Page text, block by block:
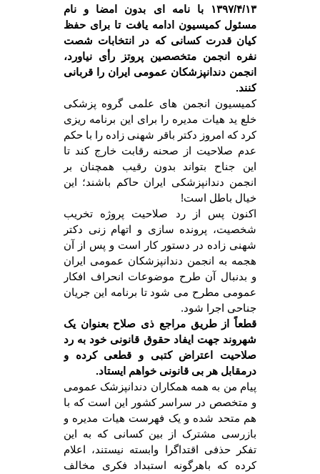
۱۳۹۷/۴/۱۳
با نامه ای بدون امضا و نام
مسئول کمیسیون ادامه یافت تا برای حفظ
کیان قدرت کسانی که در انتخابات شصت
نفره انجمن متخصصین پروتز رأی نیاورد،
انجمن دندانپزشکان عمومی ایران را قربانی
کنند.
کمیسیون انجمن های علمی گروه پزشکی
خلع ید هیات مدیره را برای این برنامه ریزی
کرد که امروز دکتر باقر شهنی زاده را با حکم
عدم صلاحیت از صحنه رقابت خارج کند تا
این جناح بتواند بدون رقیب همچنان بر
انجمن دندانپزشکی ایران حاکم باشند؛ این
خیال باطل است!
اکنون پس از رد صلاحیت پروژه تخریب
شخصیت، پرونده سازی و اتهام زنی دکتر
شهنی زاده در دستور کار است و پس از آن
هجمه به انجمن دندانپزشکان عمومی ایران
و بدنبال آن طرح موضوعات انحراف افکار
عمومی مطرح می شود تا برنامه این جریان
جناحی اجرا شود.
قطعاً از طریق مراجع ذی صلاح بعنوان یک
شهروند جهت ایفاد حقوق قانونی خود به رد
صلاحیت اعتراض کتبی و قطعی کرده و
درمقابل هر بی قانونی خواهم ایستاد.
پیام من به همه همکاران دندانپزشک عمومی
و متخصص در سراسر کشور این است که با
هم متحد شده و یک فهرست هیات مدیره و
بازرسی مشترک از بین کسانی که به این
تفکر حذفی اقتداگرا وابسته نیستند، اعلام
کرده که باهرگونه استبداد فکری مخالف